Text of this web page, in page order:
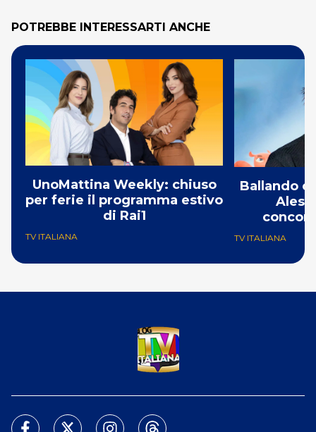
POTREBBE INTERESSARTI ANCHE
UnoMattina Weekly: chiuso
per ferie il programma estivo
di Rai1
TV ITALIANA
Ballando
TV ITALIANA